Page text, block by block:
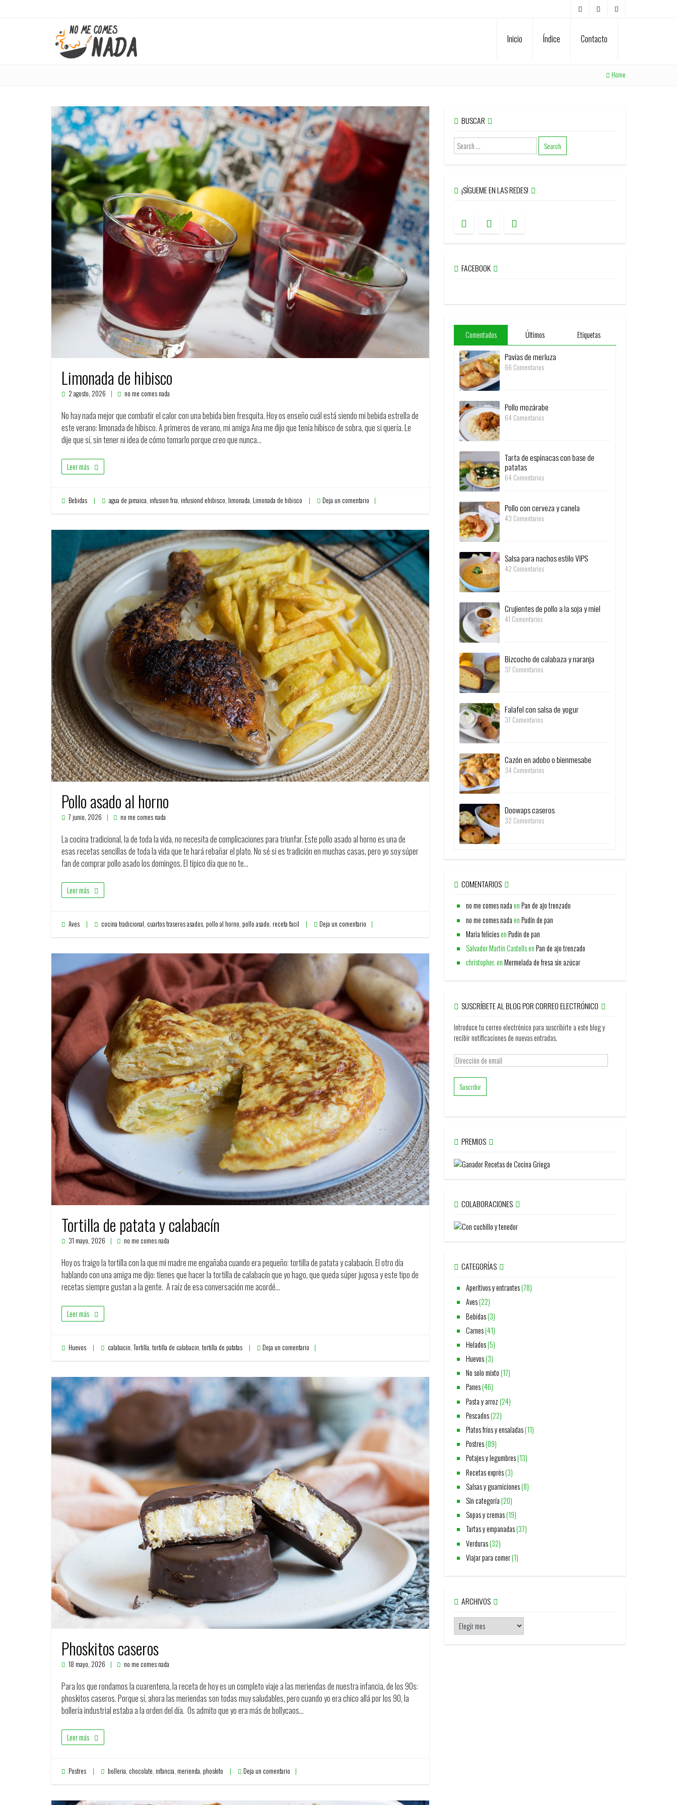
Inicio Índice Contacto
Home
Limonada de hibisco
2 agosto, 2026 no me comes nada
No hay nada mejor que combatir el calor con una bebida bien fresquita. Hoy os enseño cuál está siendo mi bebida estrella de
este verano: limonada de hibisco. A primeros de verano, mi amiga Ana me dijo que tenía hibisco de sobra, que si quería. Le
dije que sí, sin tener ni idea de cómo tomarlo porque creo que nunca…
Leer más
Bebidas agua de jamaica, infusion fria, infusiond ehibisco, limonada, Limonada de hibisco Deja un comentario
Pollo asado al horno
7 junio, 2026 no me comes nada
La cocina tradicional, la de toda la vida, no necesita de complicaciones para triunfar. Este pollo asado al horno es una de
esas recetas sencillas de toda la vida que te hará rebañar el plato. No sé si es tradición en muchas casas, pero yo soy súper
fan de comprar pollo asado los domingos. El típico día que no te…
Leer más
Aves cocina tradicional, cuartos traseros asados, pollo al horno, pollo asado, receta facil Deja un comentario
Tortilla de patata y calabacín
31 mayo, 2026 no me comes nada
Hoy os traigo la tortilla con la que mi madre me engañaba cuando era pequeño: tortilla de patata y calabacín. El otro día
hablando con una amiga me dijo: tienes que hacer la tortilla de calabacín que yo hago, que queda súper jugosa y este tipo de
recetas siempre gustan a la gente. A raíz de esa conversación me acordé…
Leer más
Huevos calabacin, Tortilla, tortilla de calabacin, tortilla de patatas Deja un comentario
Phoskitos caseros
18 mayo, 2026 no me comes nada
Para los que rondamos la cuarentena, la receta de hoy es un completo viaje a las meriendas de nuestra infancia, de los 90s:
phoskitos caseros. Porque sí, ahora las meriendas son todas muy saludables, pero cuando yo era chico allá por los 90, la
bollería industrial estaba a la orden del día. Os admito que yo era más de bollycaos…
Leer más
Postres bolleria, chocolate, infancia, merienda, phoskito Deja un comentario
BUSCAR
¡SÍGUEME EN LAS REDES!
FACEBOOK
Comentados Últimos Etiquetas
Pavías de merluza
66 Comentarios
Pollo mozárabe
64 Comentarios
Tarta de espinacas con base de
patatas
64 Comentarios
Pollo con cerveza y canela
43 Comentarios
Salsa para nachos estilo VIPS
42 Comentarios
Crujientes de pollo a la soja y miel
41 Comentarios
Bizcocho de calabaza y naranja
37 Comentarios
Falafel con salsa de yogur
37 Comentarios
Cazón en adobo o bienmesabe
34 Comentarios
Doowaps caseros
32 Comentarios
COMENTARIOS
no me comes nadaenPan de ajo trenzado
no me comes nadaenPudin de pan
Maria feliciesenPudin de pan
Salvador Martín CastellsenPan de ajo trenzado
christopher.enMermelada de fresa sin azúcar
SUSCRÍBETE AL BLOG POR CORREO ELECTRÓNICO
Introduce tu correo electrónico para suscribirte a este blog y
recibir notificaciones de nuevas entradas.
Dirección
de
email
PREMIOS
COLABORACIONES
CATEGORÍAS
Aperitivos y entrantes(78)
Aves(22)
Bebidas(3)
Carnes(41)
Helados(5)
Huevos(3)
No solo mixto(17)
Panes(46)
Pasta y arroz(24)
Pescados(22)
Platos fríos y ensaladas(11)
Postres(89)
Potajes y legumbres(13)
Recetas exprés(3)
Salsas y guarniciones(8)
Sin categoría(20)
Sopas y cremas(19)
Tartas y empanadas(37)
Verduras(32)
Viajar para comer(1)
ARCHIVOS